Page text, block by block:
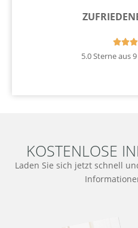

5.0 Sterne aus
KOSTENLOSE
Laden Sie sich jetzt schnell